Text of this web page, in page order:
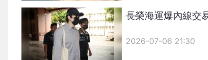
長榮海運爆內線交
2026-07-06 21:30